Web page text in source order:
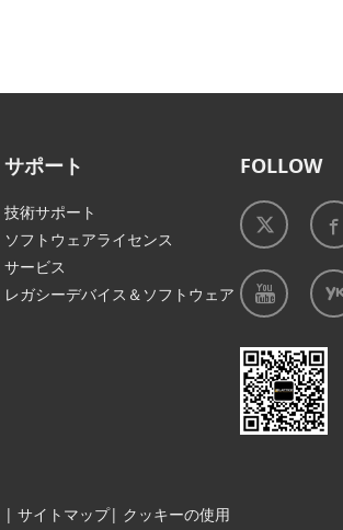
サポート
技術サポート
ソフトウェアライセンス
サービス
レガシーデバイス＆ソフトウェア
FOLLOW
| サイトマップ| クッキーの使用